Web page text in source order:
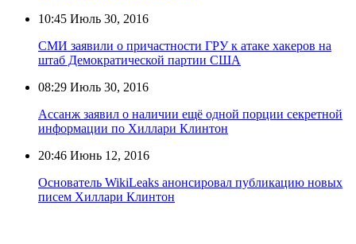
10:45 Июль 30, 2016
СМИ заявили о причастности ГРУ к атаке хакеров на
штаб Демократической партии США
08:29 Июль 30, 2016
Ассанж заявил о наличии ещё одной порции секретной
информации по Хиллари Клинтон
20:46 Июнь 12, 2016
Основатель WikiLeaks анонсировал публикацию новых
писем Хиллари Клинтон